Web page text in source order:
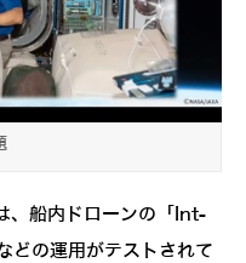
、船内ドローンの「Int-
の運用がテストされて